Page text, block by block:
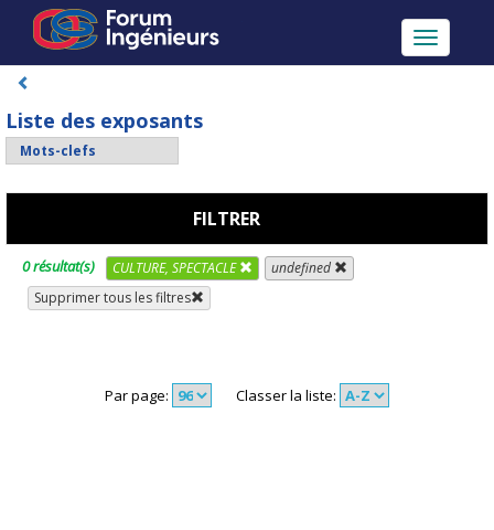
Toggle
navigation
Liste des exposants
FILTRER
0 résultat(s) CULTURE, SPECTACLE
undefined
Supprimer tous les filtres
Par page: Classer la liste: